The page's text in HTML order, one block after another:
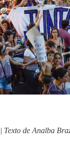
| Texto de Analba